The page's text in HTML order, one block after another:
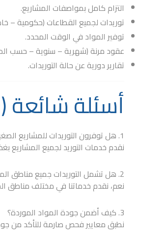
التزام كامل بمواصفات المشاريع.
توريدات لجميع القطاعات (حكومية –
توفير المواد في الوقت المحدد.
عقود مرنة (شهرية – سنوية – حسب
تقارير دورية عن حالة التوريدات.
أسئلة شائعة (FAQ)
1. هل توفرون التوريدات للمشاريع الصغيرة أم الكبيرة فقط؟
نقدم خدمات التوريد لجميع المشاريع
2. هل تشمل التوريدات جميع مناطق المملكة؟
نعم، نقدم خدماتنا في مختلف مناطق
3. كيف أضمن جودة المواد الموردة؟
نطبق معايير فحص صارمة للتأكد من